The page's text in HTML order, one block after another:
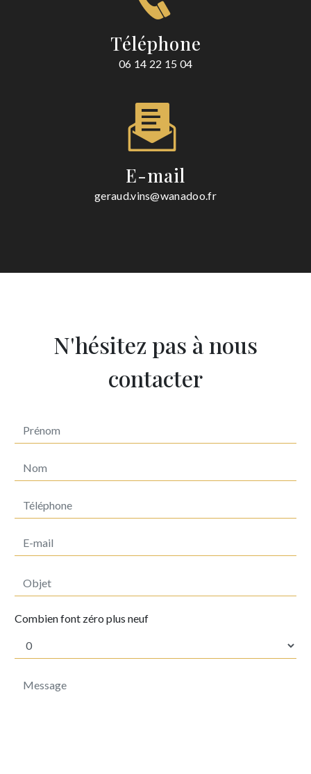
Téléphone
06 14 22 15 04
E-mail
geraud.vins@wanadoo.fr
N'hésitez pas à nous
contacter
Combien font zéro plus neuf